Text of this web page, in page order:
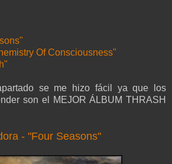
Of Consciousness"
se me hizo fácil ya que los
son el MEJOR ÁLBUM THRASH
- "Four Seasons"